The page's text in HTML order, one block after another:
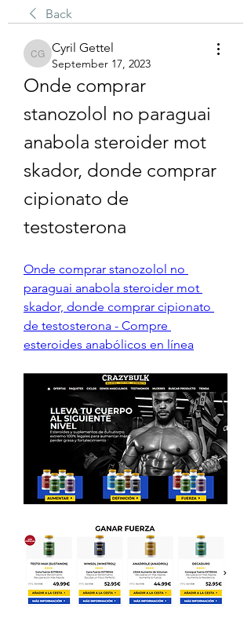
Back
Cyril Gettel
Cyril Gettel
September 17, 2023
Onde comprar
stanozolol no paraguai
anabola steroider mot
skador, donde comprar
cipionato de
testosterona
Onde comprar stanozolol no
paraguai anabola steroider mot
skador, donde comprar cipionato
de testosterona - Compre
esteroides anabólicos en línea